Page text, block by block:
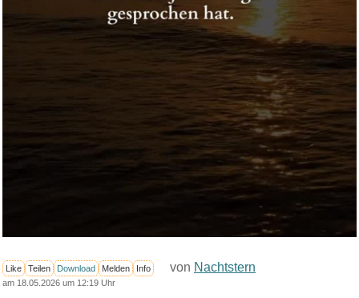
Like Teilen Download Melden Info von Nachtstern
am 18.05.2026 um 12:19 Uhr